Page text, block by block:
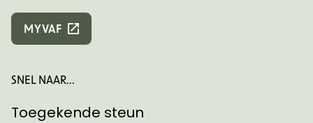
MYVAF
SNEL NAAR...
Toegekende steun